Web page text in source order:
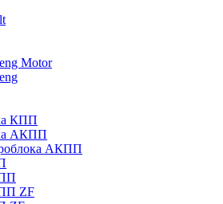
Motor
КПП
АКПП
АКПП
ZF